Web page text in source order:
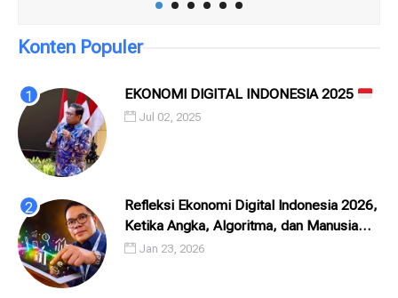
Konten Populer
EKONOMI DIGITAL INDONESIA 2025
Jul 02, 2025
Refleksi Ekonomi Digital Indonesia 2026,
Ketika Angka, Algoritma, dan Manusia
Saling Menatap
Jan 23, 2026